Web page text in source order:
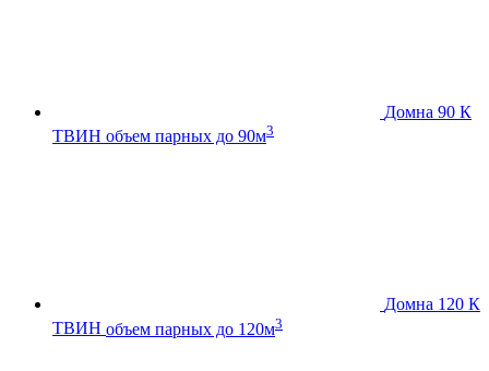
Домна 90 К
ТВИН объем парных до 90м3
Домна 120 К
ТВИН объем парных до 120м3